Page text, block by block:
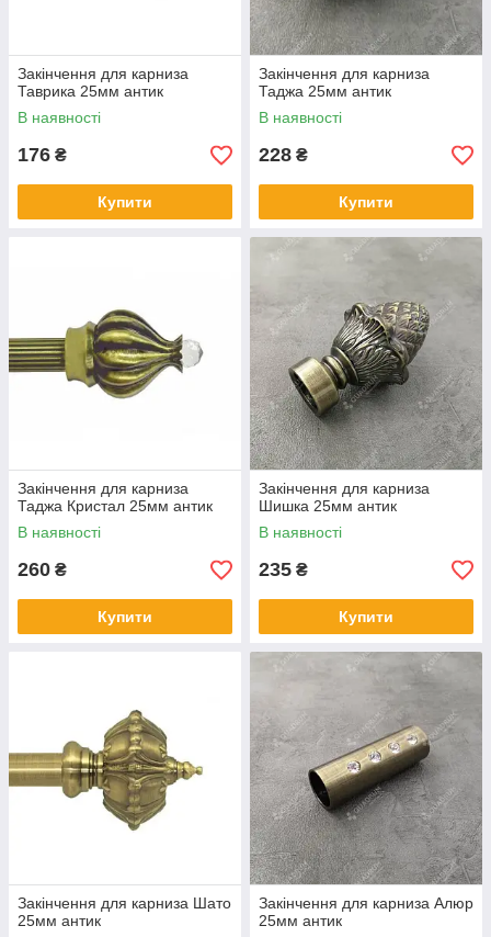
Закінчення для карниза
Таврика 25мм антик
В наявності
176 ₴
Купити
Закінчення для карниза
Таджа 25мм антик
В наявності
228 ₴
Купити
Закінчення для карниза
Таджа Кристал 25мм антик
В наявності
260 ₴
Купити
Закінчення для карниза
Шишка 25мм антик
В наявності
235 ₴
Купити
Закінчення для карниза Шато
25мм антик
Закінчення для карниза Алюр
25мм антик